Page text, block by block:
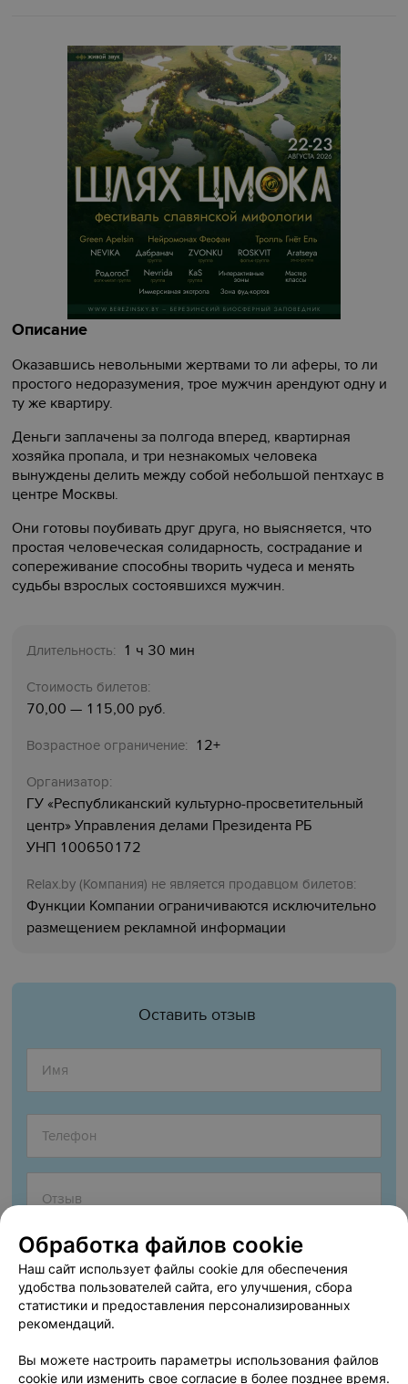
Описание
Оказавшись невольными жертвами то ли аферы, то ли
простого недоразумения, трое мужчин арендуют одну и
ту же квартиру.
Деньги заплачены за полгода вперед, квартирная
хозяйка пропала, и три незнакомых человека
вынуждены делить между собой небольшой пентхаус в
центре Москвы.
Они готовы поубивать друг друга, но выясняется, что
простая человеческая солидарность, сострадание и
сопереживание способны творить чудеса и менять
судьбы взрослых состоявшихся мужчин.
Длительность: 1 ч 30 мин
Стоимость билетов:
70,00 — 115,00 руб.
Возрастное ограничение: 12+
Организатор:
ГУ «Республиканский культурно-просветительный
центр» Управления делами Президента РБ
УНП 100650172
Relaх.by (Компания) не является продавцом билетов:
Функции Компании ограничиваются исключительно
размещением рекламной информации
Оставить отзыв
Согласен опубликовать отзыв. Подробнее об
прав
Обработка файлов cookie
Наш сайт использует файлы cookie для обеспечения
удобства пользователей сайта, его улучшения, сбора
статистики и предоставления персонализированных
рекомендаций.
Вы можете настроить параметры использования файлов
cookie или изменить свое согласие в более позднее время.